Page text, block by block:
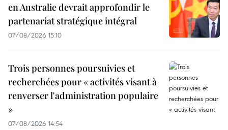
en Australie devrait approfondir le
partenariat stratégique intégral
07/08/2026 15:10
Trois personnes poursuivies et
recherchées pour « activités visant à
renverser l'administration populaire
»
07/08/2026 14:54